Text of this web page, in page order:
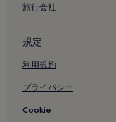
旅行会社
規定
利用規約
プライバシー
Cookie